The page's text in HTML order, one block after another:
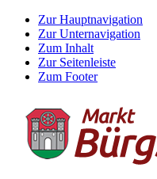
Zur Hauptnavigation
Zur Unternavigation
Zum Inhalt
Zur Seitenleiste
Zum Footer